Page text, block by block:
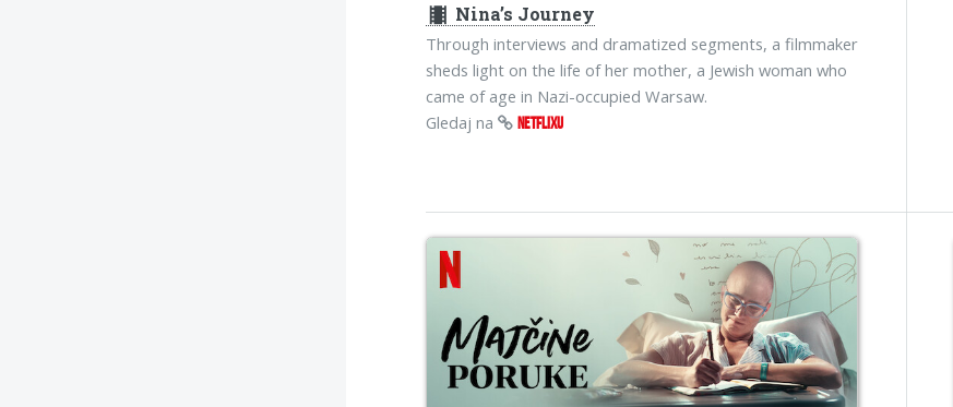
theaters Nina’s Journey
Through interviews and dramatized segments, a filmmaker
sheds light on the life of her mother, a Jewish woman who
came of age in Nazi-occupied Warsaw.
Gledaj na
NETFLIXU